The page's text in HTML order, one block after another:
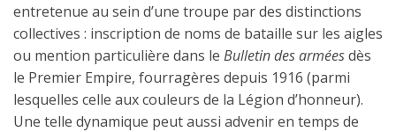
entretenue au sein d’une troupe par des distinctions
collectives : inscription de noms de bataille sur les aigles
ou mention particulière dans le Bulletin des arméesdès
le Premier Empire, fourragères depuis 1916 (parmi
lesquelles celle aux couleurs de la Légion d’honneur).
Une telle dynamique peut aussi advenir en temps de